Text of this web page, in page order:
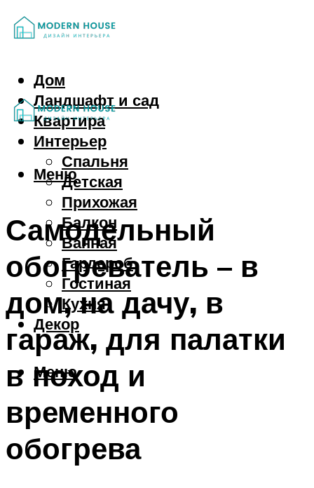
Дом
Ландшафт и сад
Квартира
Интерьер
Спальня
Детская
Прихожая
Балкон
Ванная
Гардероб
Гостиная
Кухня
Декор
Меню
Меню
Самодельный
обогреватель – в
дом, на дачу, в
гараж, для палатки
в поход и
временного
обогрева